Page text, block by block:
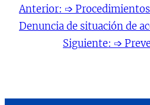
Anterior: ➩
Denuncia de situación de
Siguiente: ➩